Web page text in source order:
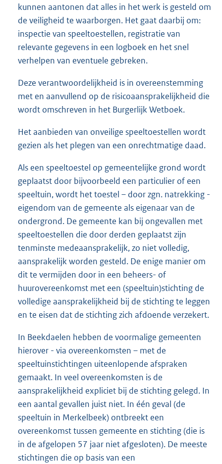
kunnen aantonen dat alles in het werk is gesteld om
de veiligheid te waarborgen. Het gaat daarbij om:
inspectie van speeltoestellen, registratie van
relevante gegevens in een logboek en het snel
verhelpen van eventuele gebreken.
Deze verantwoordelijkheid is in overeenstemming
met en aanvullend op de risicoaansprakelijkheid die
wordt omschreven in het Burgerlijk Wetboek.
Het aanbieden van onveilige speeltoestellen wordt
gezien als het plegen van een onrechtmatige daad.
Als een speeltoestel op gemeentelijke grond wordt
geplaatst door bijvoorbeeld een particulier of een
speeltuin, wordt het toestel – door zgn. natrekking -
eigendom van de gemeente als eigenaar van de
ondergrond. De gemeente kan bij ongevallen met
speeltoestellen die door derden geplaatst zijn
tenminste medeaansprakelijk, zo niet volledig,
aansprakelijk worden gesteld. De enige manier om
dit te vermijden door in een beheers- of
huurovereenkomst met een (speeltuin)stichting de
volledige aansprakelijkheid bij de stichting te leggen
en te eisen dat de stichting zich afdoende verzekert.
In Beekdaelen hebben de voormalige gemeenten
hierover - via overeenkomsten – met de
speeltuinstichtingen uiteenlopende afspraken
gemaakt. In veel overeenkomsten is de
aansprakelijkheid expliciet bij de stichting gelegd. In
een aantal gevallen juist niet. In één geval (de
speeltuin in Merkelbeek) ontbreekt een
overeenkomst tussen gemeente en stichting (die is
in de afgelopen 57 jaar niet afgesloten). De meeste
stichtingen die op basis van een